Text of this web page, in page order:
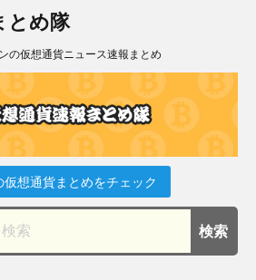
とめ隊
の仮想通貨ニュース速報まとめ
仮想通貨まとめをチェック